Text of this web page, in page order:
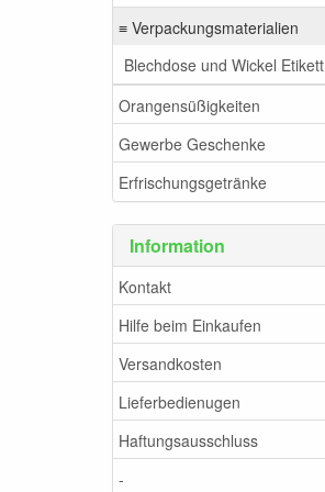
≡ Verpackungsmaterialien
Blechdose und Wickel Etikett
Orangensüßigkeiten
Gewerbe Geschenke
Erfrischungsgetränke
Information
Kontakt
Hilfe beim Einkaufen
Versandkosten
Lieferbedienugen
Haftungsausschluss
-